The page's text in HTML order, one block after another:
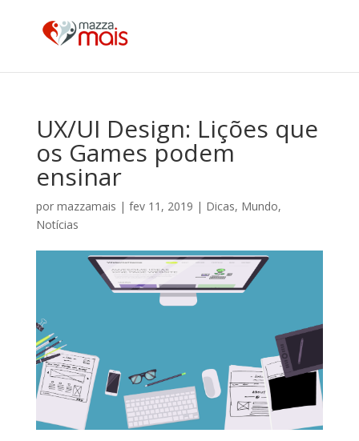
UX/UI Design: Lições que
os Games podem
ensinar
por mazzamais | fev 11, 2019 | Dicas, Mundo,
Notícias